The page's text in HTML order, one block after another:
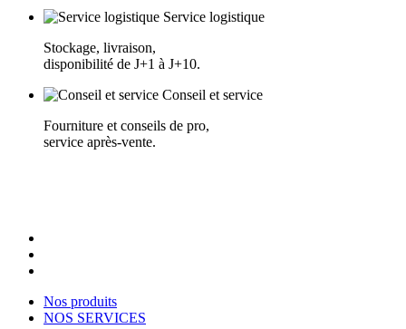
Service logistique
Stockage, livraison,
disponibilité de J+1 à J+10.
Conseil et service
Fourniture et conseils de pro,
service après-vente.
Nos produits
NOS SERVICES